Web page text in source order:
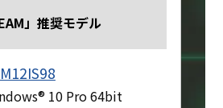
」推奨モデル
10 Pro 64bit